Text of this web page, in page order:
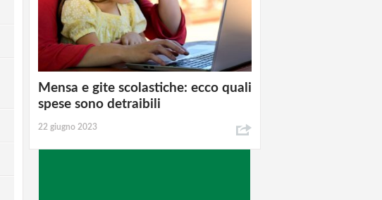
Mensa e gite scolastiche: ecco quali
spese sono detraibili
22 giugno 2023